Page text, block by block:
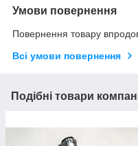
Умови повернення
Повернення товару
Всі умови повернення
Подібні товари